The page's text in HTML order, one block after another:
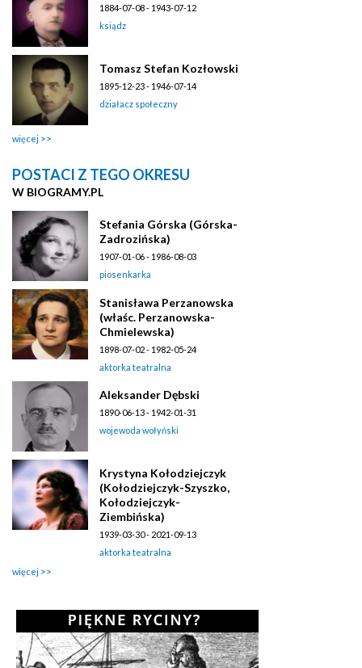
1884-07-08 - 1943-07-12
ksiądz
Tomasz Stefan Kozłowski
1895-12-23 - 1946-07-14
działacz społeczny
więcej
POSTACI Z TEGO OKRESU
W BIOGRAMY.PL
Stefania Górska (Górska-
Zadrozińska)
1907-01-06 - 1986-08-03
piosenkarka
Stanisława Perzanowska
(właśc. Perzanowska-
Chmielewska)
1898-07-02 - 1982-05-24
aktorka teatralna
Aleksander Dębski
1890-06-13 - 1942-01-31
wojewoda wołyński
Krystyna Kołodziejczyk
(Kołodziejczyk-Szyszko,
Kołodziejczyk-
Ziembińska)
1939-03-30 - 2021-09-13
aktorka teatralna
więcej